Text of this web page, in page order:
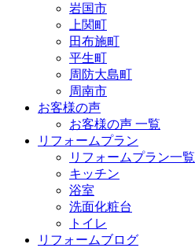
岩国市
上関町
田布施町
平生町
周防大島町
周南市
お客様の声
お客様の声 一覧
リフォームプラン
リフォームプラン一覧
キッチン
浴室
洗面化粧台
トイレ
リフォームブログ